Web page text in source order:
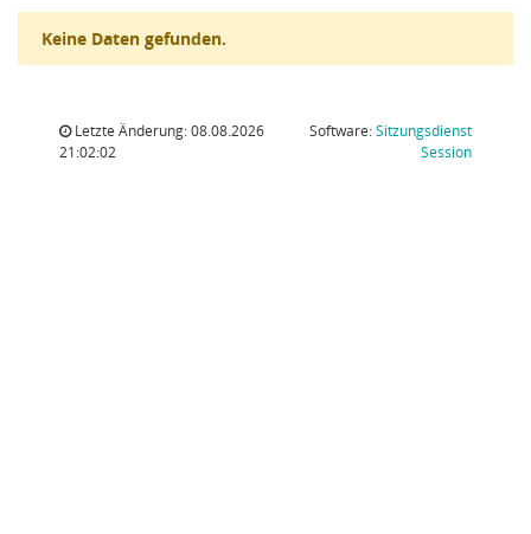
Keine Daten gefunden.
Letzte Änderung: 08.08.2026
21:02:02
Software:Sitzungsdienst
Session(Wird in